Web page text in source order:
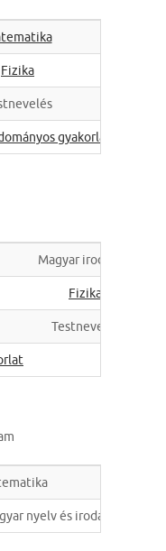
Fizika
gyakorlat
Magyar irodalom
Fizika
Testnevelés
nyelv és irodalom